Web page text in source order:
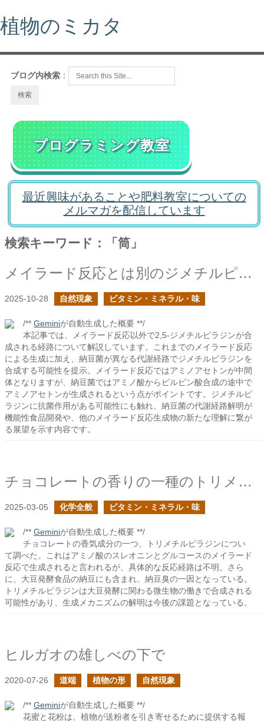
植物のミカタ
ブログ内検索 ：
プログラミング教室
最近興味があることや肥料教室についての
メルマガを配信しています
検索キーワード：「筒」
メイラード反応とは別のジメチルピラジンの合成
2025-10-28 自然現象 ビタミン・ミネラル・味
/** Geminiが自動生成した概要 **/
本記事では、メイラード反応以外で2,5-ジメチルピラジンが合
成される経路について解説しています。これまでのメイラード反応
による生成に加え、納豆菌が異なる代謝経路でジメチルピラジンを
合成する可能性を提示。メイラード反応ではアミノアセトンが中間
体となりますが、納豆菌ではアミノ酸からピルビン酸合成の途中で
アミノアセトンが生成されるという点がポイントです。ジメチルピ
ラジンに抗菌作用がある可能性にも触れ、納豆菌の代謝経路解明が
機能性食品開発や、他のメイラード反応生成物の新たな理解に繋が
る展望を示す内容です。
チョコレートの香りの一種のトリメチルピラジン
2025-03-05 化学全般 ビタミン・ミネラル・味
/** Geminiが自動生成した概要 **/
チョコレートの香気成分の一つ、トリメチルピラジンについ
て調べた。これはアミノ酸のスレオニンとグルコースのメイラード
反応で生成されると言われるが、具体的な反応経路は不明。さら
に、大豆発酵食品の納豆にも含まれ、納豆臭の一因となっている。
トリメチルピラジンは大豆発酵に関わる微生物の働きで合成される
可能性があり、生成メカニズムの解明は今後の課題となっている。
ヒルガオの雄しべの下で
2020-07-26 道端 植物の形 自然現象
/** Geminiが自動生成した概要 **/
花蜜と花粉は、植物が送粉者を引き寄せるために提供する報